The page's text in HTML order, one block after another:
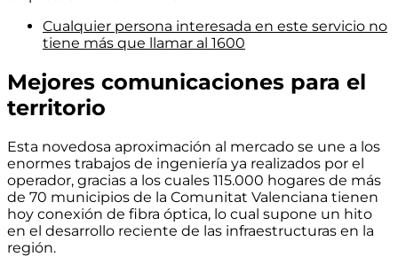
Cualquier persona interesada en este servicio no
tiene más que llamar al 1600
Mejores comunicaciones para el
territorio
Esta novedosa aproximación al mercado se une a los
enormes trabajos de ingeniería ya realizados por el
operador, gracias a los cuales 115.000 hogares de más
de 70 municipios de la Comunitat Valenciana tienen
hoy conexión de fibra óptica, lo cual supone un hito
en el desarrollo reciente de las infraestructuras en la
región.